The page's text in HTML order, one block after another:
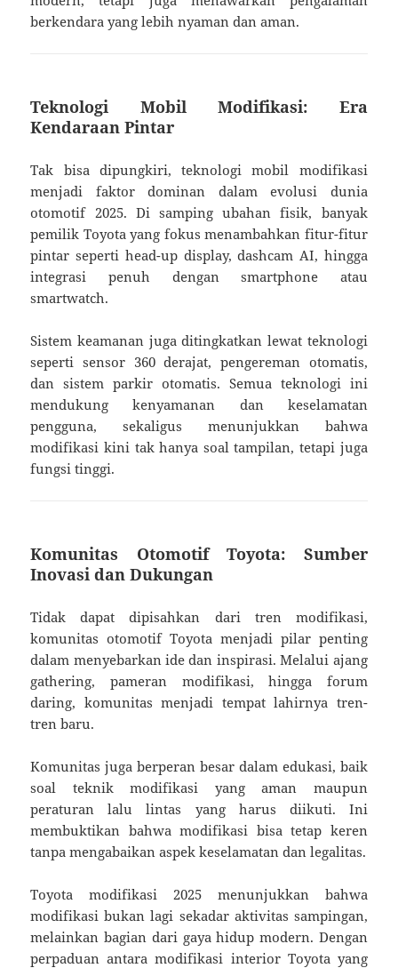
berkendara yang lebih nyaman dan aman.
Teknologi Mobil Modifikasi: Era
Kendaraan Pintar
Tak bisa dipungkiri, teknologi mobil modifikasi
menjadi faktor dominan dalam evolusi dunia
otomotif 2025. Di samping ubahan fisik, banyak
pemilik Toyota yang fokus menambahkan fitur-fitur
pintar seperti head-up display, dashcam AI, hingga
integrasi penuh dengan smartphone atau
smartwatch.
Sistem keamanan juga ditingkatkan lewat teknologi
seperti sensor 360 derajat, pengereman otomatis,
dan sistem parkir otomatis. Semua teknologi ini
mendukung kenyamanan dan keselamatan
pengguna, sekaligus menunjukkan bahwa
modifikasi kini tak hanya soal tampilan, tetapi juga
fungsi tinggi.
Komunitas Otomotif Toyota: Sumber
Inovasi dan Dukungan
Tidak dapat dipisahkan dari tren modifikasi,
komunitas otomotif Toyota menjadi pilar penting
dalam menyebarkan ide dan inspirasi. Melalui ajang
gathering, pameran modifikasi, hingga forum
daring, komunitas menjadi tempat lahirnya tren-
tren baru.
Komunitas juga berperan besar dalam edukasi, baik
soal teknik modifikasi yang aman maupun
peraturan lalu lintas yang harus diikuti. Ini
membuktikan bahwa modifikasi bisa tetap keren
tanpa mengabaikan aspek keselamatan dan legalitas.
Toyota modifikasi 2025 menunjukkan bahwa
modifikasi bukan lagi sekadar aktivitas sampingan,
melainkan bagian dari gaya hidup modern. Dengan
perpaduan antara modifikasi interior Toyota yang